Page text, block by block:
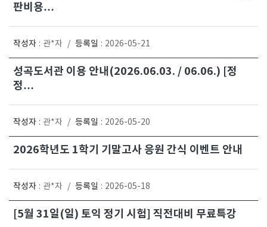
판비용…
작성자 : 관*자 / 등록일 : 2026-05-21
성곡도서관 이용 안내(2026.06.03. / 06.06.) [정
정…
작성자 : 관*자 / 등록일 : 2026-05-20
2026학년도 1학기 기말고사 응원 간식 이벤트 안내
작성자 : 관*자 / 등록일 : 2026-05-18
[5월 31일(일) 토익 정기 시험] 직전대비 무료특강